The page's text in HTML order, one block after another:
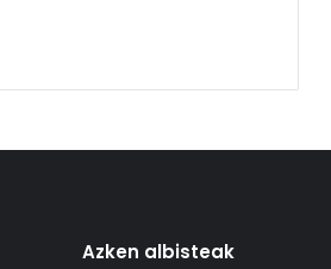
Azken albisteak